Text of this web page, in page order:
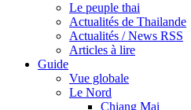
Le peuple thai
Actualités de Thailande
Actualités / News RSS
Articles à lire
Guide
Vue globale
Le Nord
Chiang Mai